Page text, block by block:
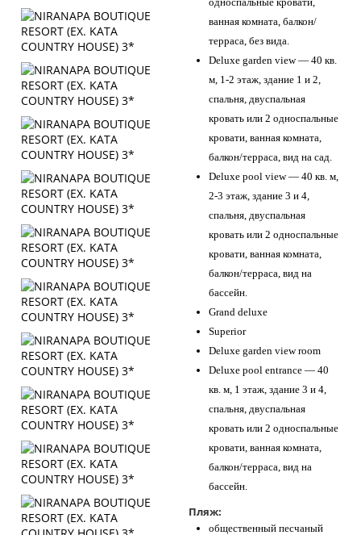
ванная комната, балкон/
терраса, без вида.
Deluxe garden view — 40 кв.
м, 1-2 этаж, здание 1 и 2,
спальня, двуспальная
кровать или 2 односпальные
кровати, ванная комната,
балкон/терраса, вид на сад.
Deluxe pool view — 40 кв. м,
2-3 этаж, здание 3 и 4,
спальня, двуспальная
кровать или 2 односпальные
кровати, ванная комната,
балкон/терраса, вид на
бассейн.
Grand deluxe
Superior
Deluxe garden view room
Deluxe pool entrance — 40
кв. м, 1 этаж, здание 3 и 4,
спальня, двуспальная
кровать или 2 односпальные
кровати, ванная комната,
балкон/терраса, вид на
бассейн.
Пляж:
общественный песчаный